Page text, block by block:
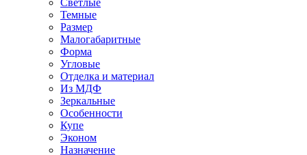
Светлые
Темные
Размер
Малогабаритные
Форма
Угловые
Отделка и материал
Из МДФ
Зеркальные
Особенности
Купе
Эконом
Назначение